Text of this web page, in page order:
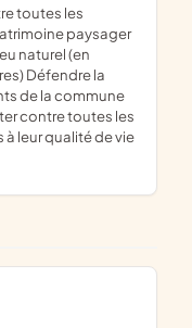
toutes les
paysager
naturel (en
Défendre la
de la commune
contre toutes les
leur qualité de vie